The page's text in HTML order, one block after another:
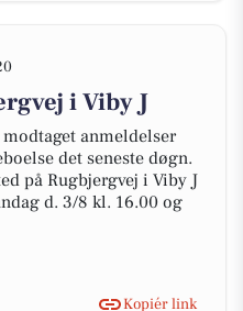
i Viby J
anmeldelser
det seneste døgn.
på Rugbjergvej i Viby J
d. 3/8 kl. 16.00 og
Kopiér link